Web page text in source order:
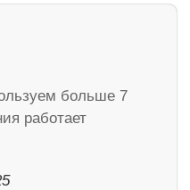
больше 7
работает